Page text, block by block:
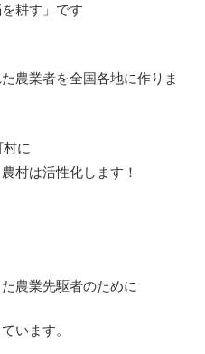
耕す」です
農業者を全国各地に作りま
に
村は活性化します！
農業先駆者のために
います。